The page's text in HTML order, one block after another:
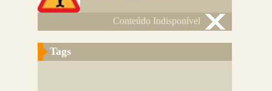
Conteúdo Indisponível
Tags